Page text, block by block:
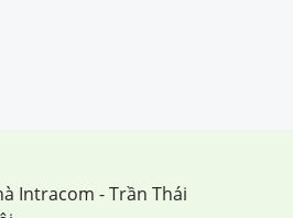
Intracom - Trần Thái